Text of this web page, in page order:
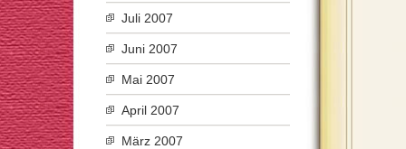
Juli 2007
Juni 2007
Mai 2007
April 2007
März 2007